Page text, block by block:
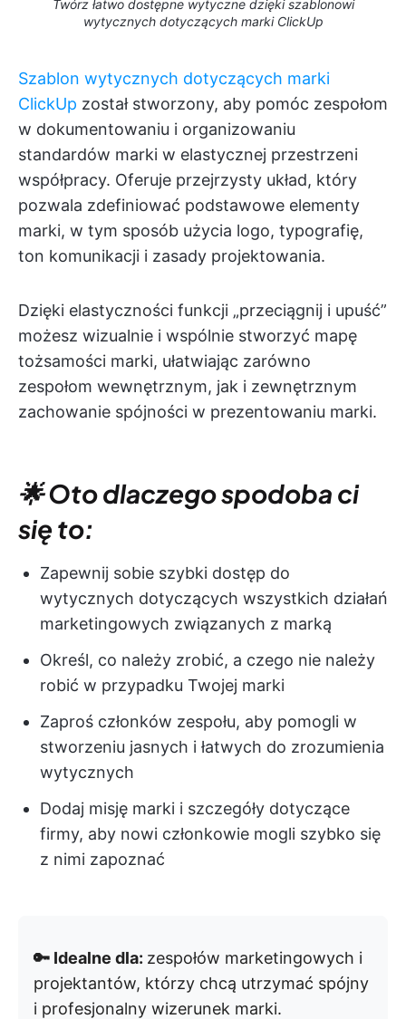
Twórz łatwo dostępne wytyczne dzięki szablonowi
wytycznych dotyczących marki ClickUp
Szablon wytycznych dotyczących marki
ClickUp został stworzony, aby pomóc zespołom
w dokumentowaniu i organizowaniu
standardów marki w elastycznej przestrzeni
współpracy. Oferuje przejrzysty układ, który
pozwala zdefiniować podstawowe elementy
marki, w tym sposób użycia logo, typografię,
ton komunikacji i zasady projektowania.
Dzięki elastyczności funkcji „przeciągnij i upuść”
możesz wizualnie i wspólnie stworzyć mapę
tożsamości marki, ułatwiając zarówno
zespołom wewnętrznym, jak i zewnętrznym
zachowanie spójności w prezentowaniu marki.
🌟 Oto dlaczego spodoba ci
się to:
Zapewnij sobie szybki dostęp do
wytycznych dotyczących wszystkich działań
marketingowych związanych z marką
Określ, co należy zrobić, a czego nie należy
robić w przypadku Twojej marki
Zaproś członków zespołu, aby pomogli w
stworzeniu jasnych i łatwych do zrozumienia
wytycznych
Dodaj misję marki i szczegóły dotyczące
firmy, aby nowi członkowie mogli szybko się
z nimi zapoznać
🔑 Idealne dla: zespołów marketingowych i
projektantów, którzy chcą utrzymać spójny
i profesjonalny wizerunek marki.